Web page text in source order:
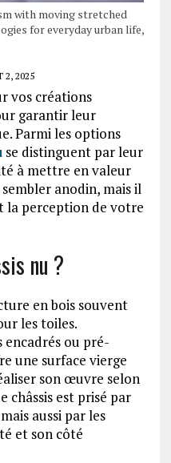
with moving stretched
for everyday urban life,
2, 2025
vos créations
garantir leur
Parmi les options
se distinguent par leur
à mettre en valeur
anodin, mais il
la perception de votre
nu ?
en bois souvent
les toiles.
encadrés ou pré-
une surface vierge
son œuvre selon
châssis est prisé par
aussi par les
et son côté